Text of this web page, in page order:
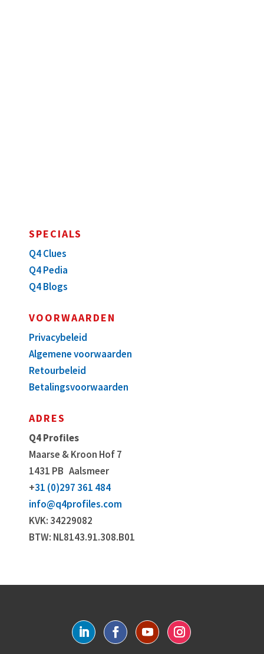
SPECIALS
Q4 Clues
Q4 Pedia
Q4 Blogs
VOORWAARDEN
Privacybeleid
Algemene voorwaarden
Retourbeleid
Betalingsvoorwaarden
ADRES
Q4 Profiles
Maarse & Kroon Hof 7
1431 PB Aalsmeer
+31 (0)297 361 484
info@q4profiles.com
KVK: 34229082
BTW: NL8143.91.308.B01